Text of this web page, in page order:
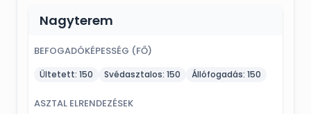
Nagyterem
BEFOGADÓKÉPESSÉG (FŐ)
Ültetett: 150 Svédasztalos: 150 Állófogadás: 150
ASZTAL ELRENDEZÉSEK